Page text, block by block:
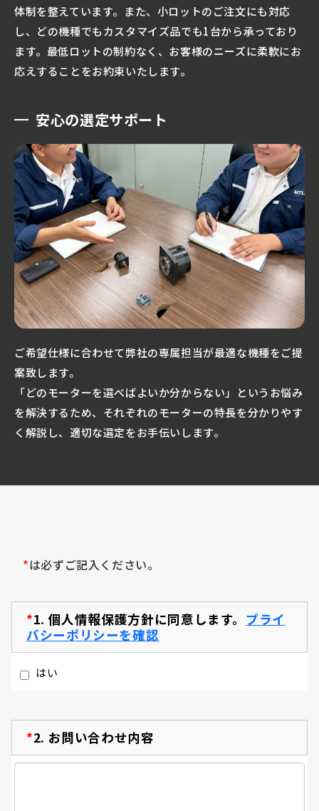
体制を整えています。また、小ロットのご注文にも対応
し、どの機種でもカスタマイズ品でも1台から承っており
ます。最低ロットの制約なく、お客様のニーズに柔軟にお
応えすることをお約束いたします。
安心の選定サポート
ご希望仕様に合わせて弊社の専属担当が最適な機種をご提
案致します。
「どのモーターを選べばよいか分からない」というお悩み
を解決するため、それぞれのモーターの特長を分かりやす
く解説し、適切な選定をお手伝いします。
*は必ずご記入ください。
*1. 個人情報保護方針に同意します。 プライ
バシーポリシーを確認
はい
*2. お問い合わせ内容